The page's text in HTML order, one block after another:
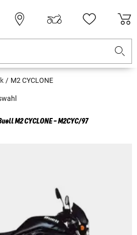
M2 CYCLONE
M2 CYCLONE - M2CYC/97